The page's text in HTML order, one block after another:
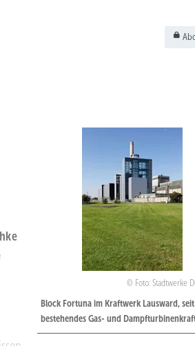
Foto: Stadtwerke
Block Fortuna im Kraftwerk Lausward,
bestehendes Gas- und